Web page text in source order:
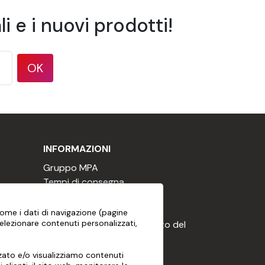
inferiore all'80%.
e i nuovi prodotti!
OK
INFORMAZIONI
Gruppo MPA
Tempi di consegna
Condizioni di vendita
Termini e condizioni di utilizzo del
Dichiarazione sui cookie
i dati di navigazione (pagine
contenuti personalizzati,
e/o visualizziamo contenuti